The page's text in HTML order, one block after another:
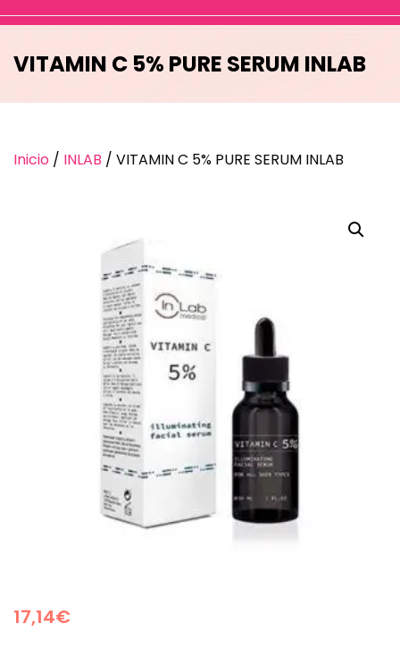
VITAMIN C 5% PURE SERUM INLAB
Inicio / INLAB / VITAMIN C 5% PURE SERUM INLAB
17,14€